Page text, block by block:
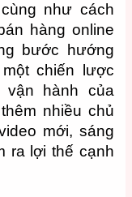
cùng như cách
hàng online
bước hướng
chiến lược
hành của
nhiều chủ
mới, sáng
ra lợi thế cạnh